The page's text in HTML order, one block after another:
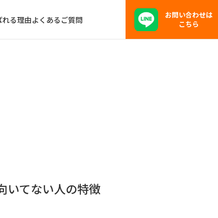
いてない人の特徴
れる理由よくあるご質問
お問い合わせは
こちら